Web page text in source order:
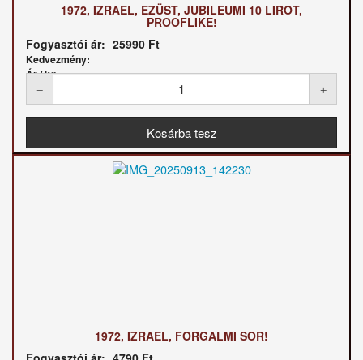
1972, IZRAEL, EZÜST, JUBILEUMI 10 LIROT,
PROOFLIKE!
Fogyasztói ár: 25990 Ft
Kedvezmény:
Ár / kg:
1972, IZRAEL, FORGALMI SOR!